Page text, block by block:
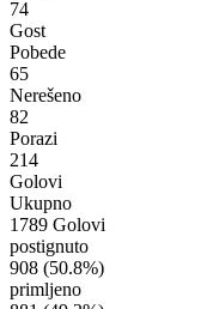
74
Gost
Pobede
65
Nerešeno
82
Porazi
214
Golovi
Ukupno
1789 Golovi
postignuto
908 (50.8%)
primljeno